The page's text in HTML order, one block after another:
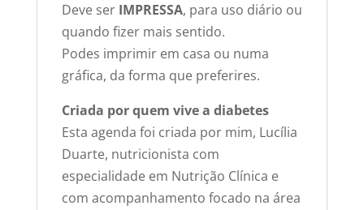
Deve ser IMPRESSA, para uso diário ou
quando fizer mais sentido.
Podes imprimir em casa ou numa
gráfica, da forma que preferires.
Criada por quem vive a diabetes
Esta agenda foi criada por mim, Lucília
Duarte, nutricionista com
especialidade em Nutrição Clínica e
com acompanhamento focado na área